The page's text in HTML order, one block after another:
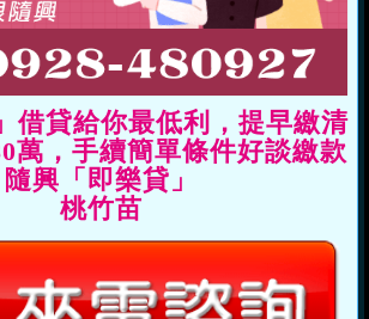
借貸給你最低利，提早繳清
萬，手續簡單條件好談繳款
隨興「即樂貸」
桃竹苗